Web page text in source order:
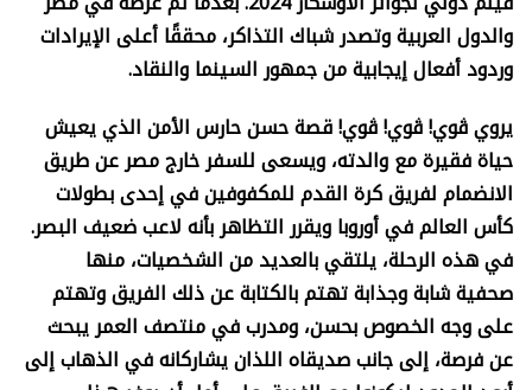
والدول العربية وتصدر شباك التذاكر، محققًا أعلى الإيرادات
وردود أفعال إيجابية من جمهور السينما والنقاد.
يروي ڤوي! ڤوي! ڤوي! قصة حسن حارس الأمن الذي يعيش
حياة فقيرة مع والدته، ويسعى للسفر خارج مصر عن طريق
الانضمام لفريق كرة القدم للمكفوفين في إحدى بطولات
كأس العالم في أوروبا ويقرر التظاهر بأنه لاعب ضعيف البصر.
في هذه الرحلة، يلتقي بالعديد من الشخصيات، منها
صحفية شابة وجذابة تهتم بالكتابة عن ذلك الفريق وتهتم
على وجه الخصوص بحسن، ومدرب في منتصف العمر يبحث
عن فرصة، إلى جانب صديقاه اللذان يشاركانه في الذهاب إلى